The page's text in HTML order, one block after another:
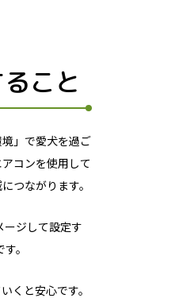
こと
」で愛犬を過ご
コンを使用して
つながります。
ジして設定す
。
くと安心です。